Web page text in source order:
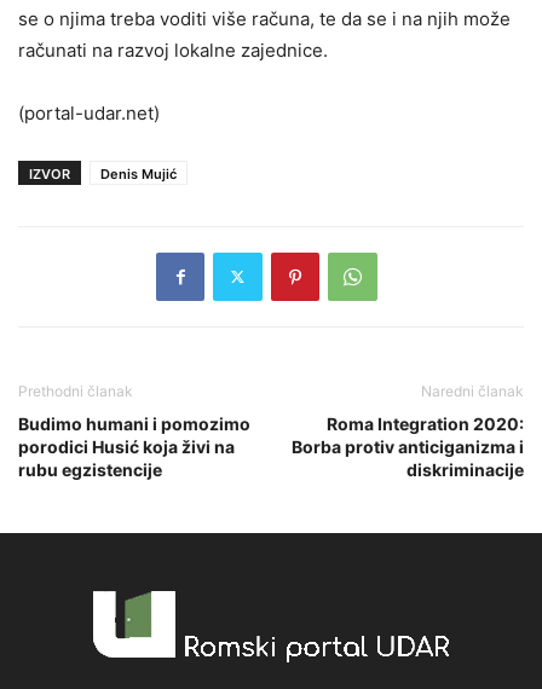
se o njima treba voditi više računa, te da se i na njih može
računati na razvoj lokalne zajednice.
(portal-udar.net)
IZVOR Denis Mujić
Prethodni članak
Budimo humani i pomozimo
porodici Husić koja živi na
rubu egzistencije
Naredni članak
Roma Integration 2020:
Borba protiv anticiganizma i
diskriminacije